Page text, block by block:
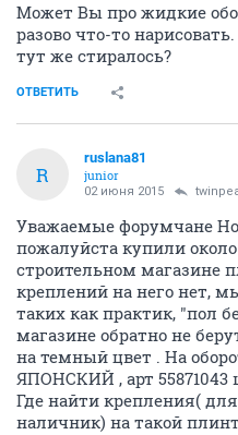
Может Вы про жидкие
разово что-то
тут же стиралось?
ОТВЕТИТЬ
R
ruslana81
junior
02 июня 2015
Уважаемые форумчане
пожалуйста купили
строительном магазине
креплений на него нет,
таких как практик, "пол
магазине обратно не
на темный цвет . На
ЯПОНСКИЙ , арт 55871043
Где найти крепления(
наличник) на такой